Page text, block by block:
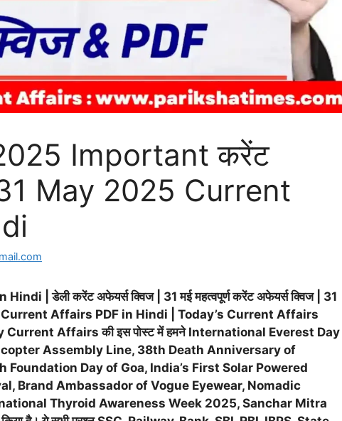
Important करेंट
May 2025 Current
| डेली करेंट अफेयर्स क्विज | 31 मई महत्वपूर्ण करेंट अफेयर्स क्विज | 31
Affairs PDF in Hindi | Today’s Current Affairs
Current Affairs की इस पोस्ट में हमने International Everest Day
Assembly Line, 38th Death Anniversary of
Day of Goa, India’s First Solar Powered
Brand Ambassador of Vogue Eyewear, Nomadic
Thyroid Awareness Week 2025, Sanchar Mitra